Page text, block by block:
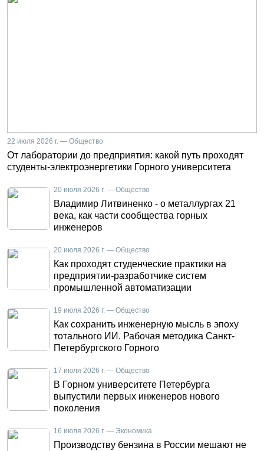
22 июля 2026 г. — Общество
От лаборатории до предприятия: какой путь проходят
студенты-электроэнергетики Горного университета
20 июля 2026 г. — Общество
Владимир Литвиненко - о металлургах 21
века, как части сообщества горных
инженеров
20 июля 2026 г. — Общество
Как проходят студенческие практики на
предприятии-разработчике систем
промышленной автоматизации
19 июля 2026 г. — Общество
Как сохранить инженерную мысль в эпоху
тотального ИИ. Рабочая методика Санкт-
Петербургского Горного
17 июля 2026 г. — Общество
В Горном университете Петербурга
выпустили первых инженеров нового
поколения
16 июля 2026 г. — Экономика
Производству бензина в России мешают не